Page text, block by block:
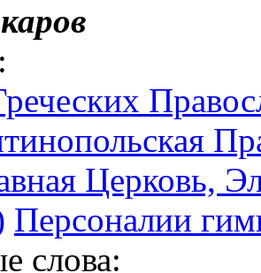
Церковь,
Персоналии
слова: